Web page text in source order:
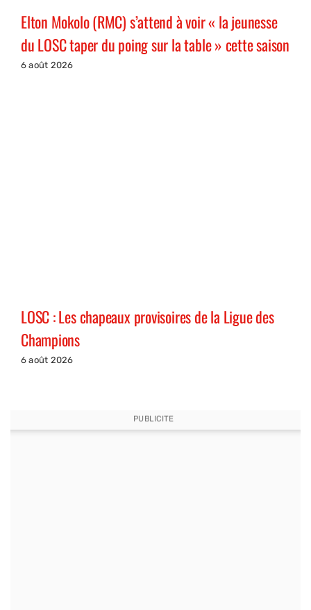
Elton Mokolo (RMC) s’attend à voir « la jeunesse
du LOSC taper du poing sur la table » cette saison
6 août 2026
LOSC : Les chapeaux provisoires de la Ligue des
Champions
6 août 2026
PUBLICITE